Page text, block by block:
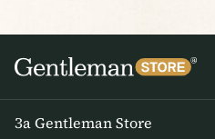
За Gentleman Store